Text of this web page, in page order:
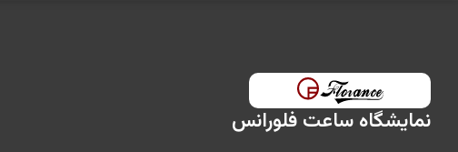
نمایشگاه ساعت فلورانس